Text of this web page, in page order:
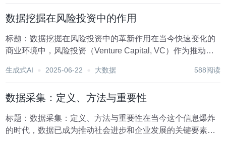
数据挖掘在风险投资中的作用
标题：数据挖掘在风险投资中的革新作用在当今快速变化的
商业环境中，风险投资（Venture Capital, VC）作为推动创
准确性直接关系到资金的优化配置与长期回报。随着大数据
生成式AI 2025-06-22 大数据 588阅读
数据采集：定义、方法与重要性
标题：数据采集：定义、方法与重要性在当今这个信息爆炸
的时代，数据已成为推动社会进步和企业发展的关键要素。